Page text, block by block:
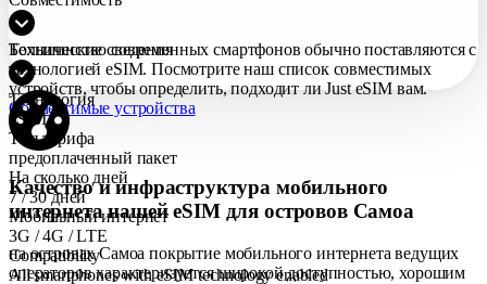
Большинство современных смартфонов обычно поставляются с
технологией eSIM. Посмотрите наш список совместимых
устройств, чтобы определить, подходит ли Just eSIM вам.
Совместимые устройства
Технические сведения
Технология
eSIM
Тип тарифа
предоплаченный пакет
На сколько дней
7 / 30 дней
Мобильный интернет
3G / 4G / LTE
Compatibility
All smartphones with eSIM technology enabled
Качество и инфраструктура мобильного
интернета нашей eSIM для островов Самоа
на островах Самоа покрытие мобильного интернета ведущих
операторов характеризуется широкой доступностью, хорошим